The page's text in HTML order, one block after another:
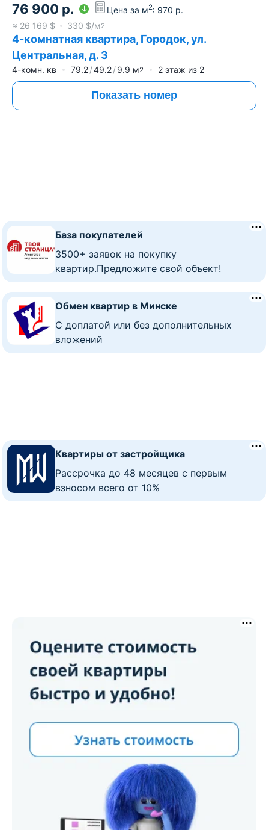
76 900 р. Цена за м2: 970 р.
≈ 26 169 $ 330 $/м2
4-комнатная квартира, Городок, ул.
Центральная, д. 3
4-комн. кв 79.2 49.2 9.9 м2 2 этаж из 2
Показать номер
База покупателей
3500+ заявок на покупку
квартир.Предложите свой объект!
Обмен квартир в Минске
C доплатой или без дополнительных
вложений
Квартиры от застройщика
Рассрочка до 48 месяцев с первым
взносом всего от 10%